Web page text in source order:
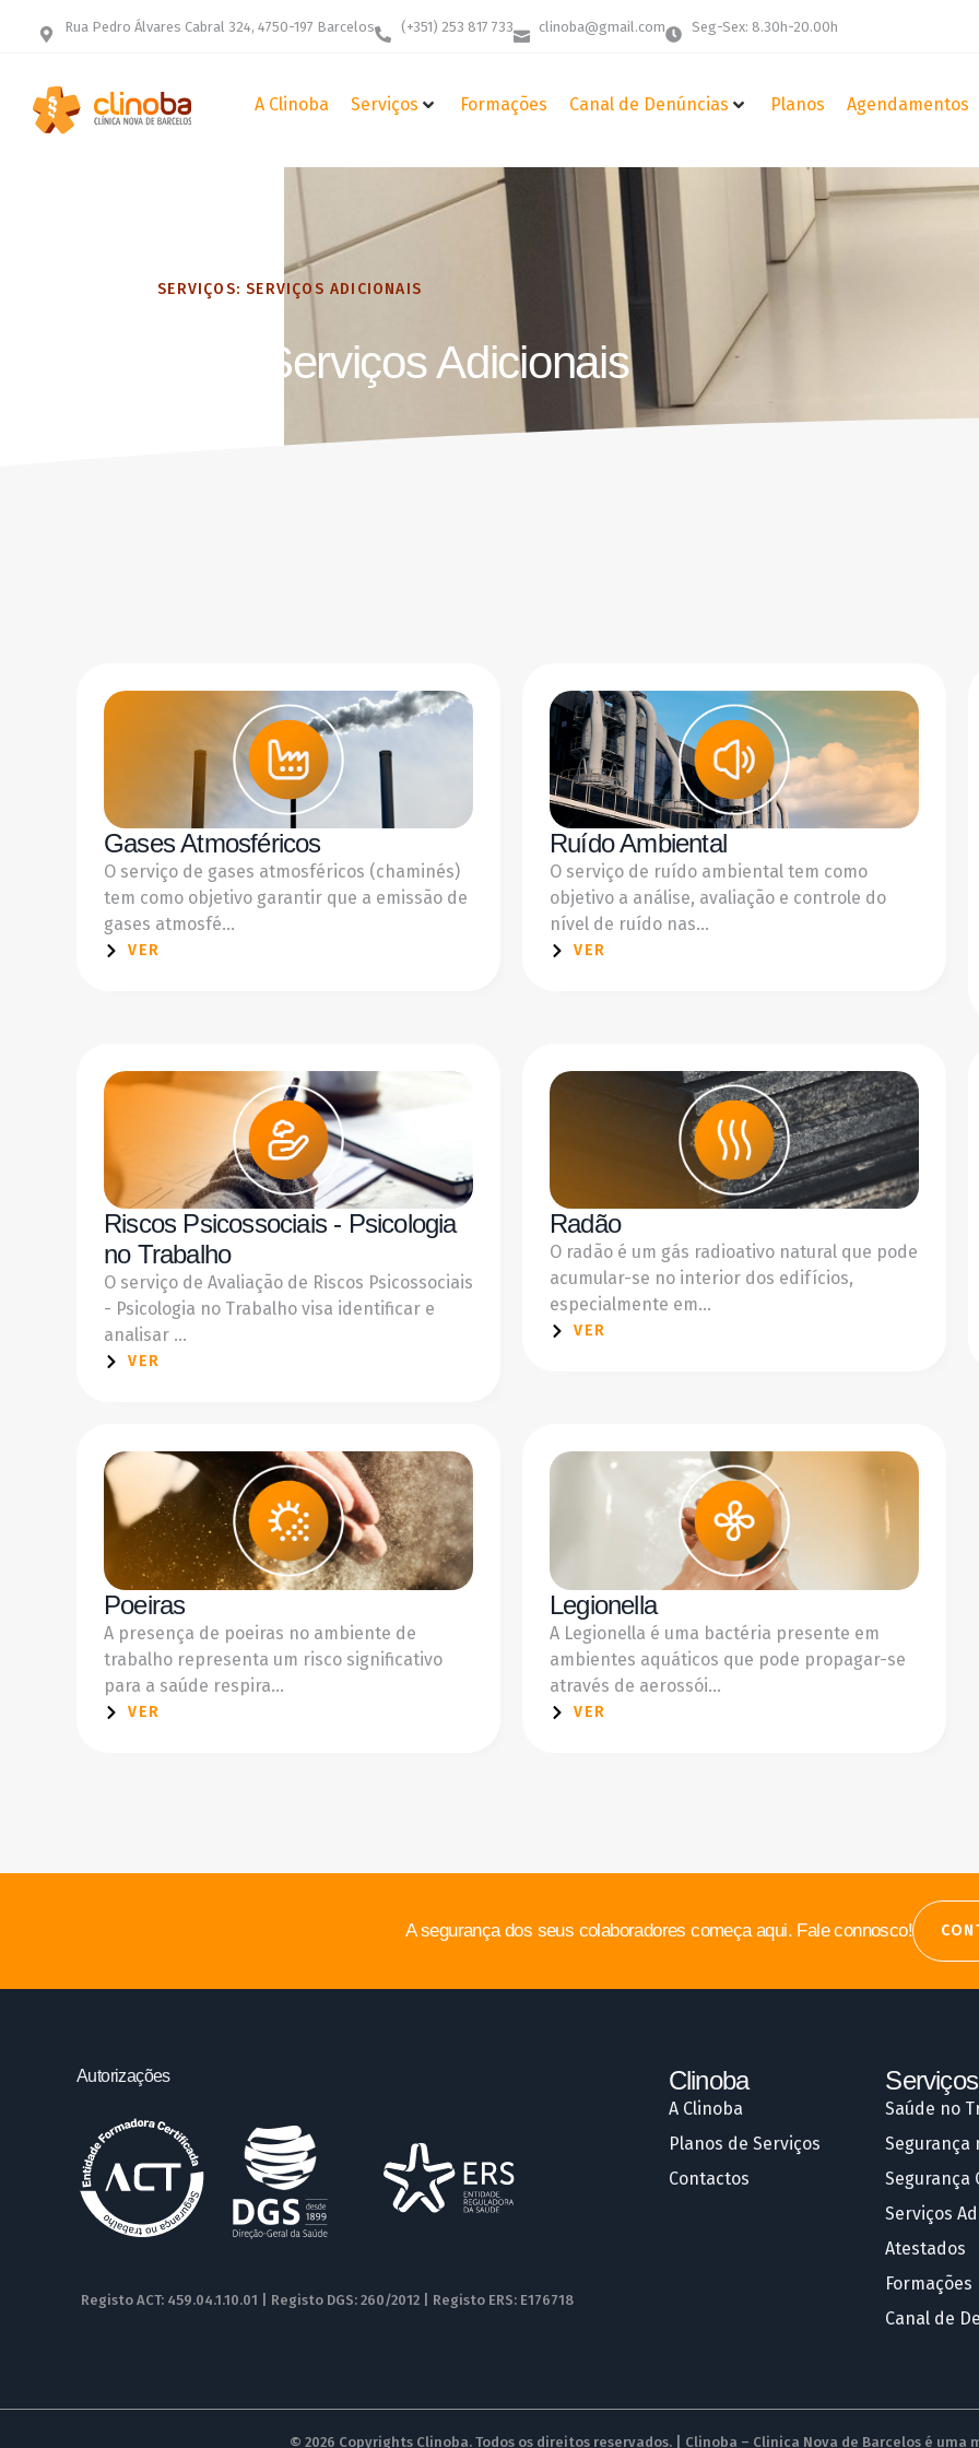
Rua Pedro Álvares Cabral 324, 4750-197 Barcelos (+351) 253 817 733 clinoba@gmail.com Seg-Sex: 8.30h-20.00h
A Clinoba Serviços Formações Canal de Denúncias Planos Agendamentos
Serviços: Serviços Adicionais
SERVIÇOS: SERVIÇOS ADICIONAIS
Gases Atmosféricos
O serviço de gases atmosféricos (chaminés)
tem como objetivo garantir que a emissão de
gases atmosfé...
VER
Ruído Ambiental
O serviço de ruído ambiental tem como
objetivo a análise, avaliação e controle do
nível de ruído nas...
VER
Riscos Psicossociais - Psicologia
no Trabalho
O serviço de Avaliação de Riscos Psicossociais
- Psicologia no Trabalho visa identificar e
analisar ...
VER
Radão
O radão é um gás radioativo natural que pode
acumular-se no interior dos edifícios,
especialmente em...
VER
Poeiras
A presença de poeiras no ambiente de
trabalho representa um risco significativo
para a saúde respira...
VER
Legionella
A Legionella é uma bactéria presente em
ambientes aquáticos que pode propagar-se
através de aerossói...
VER
A segurança dos seus colaboradores começa aqui. Fale connosco!
Autorizações
Registo ACT: 459.04.1.10.01 | Registo DGS: 260/2012 | Registo ERS: E176718
Clinoba
A Clinoba
Planos de Serviços
Contactos
Serviços
Saúde no
Segurança
Segurança
Serviços
Atestados
Formações
Canal de
© 2026 Copyrights Clinoba. Todos os direitos reservados. | Clinoba – Clinica Nova de Barcelos é uma